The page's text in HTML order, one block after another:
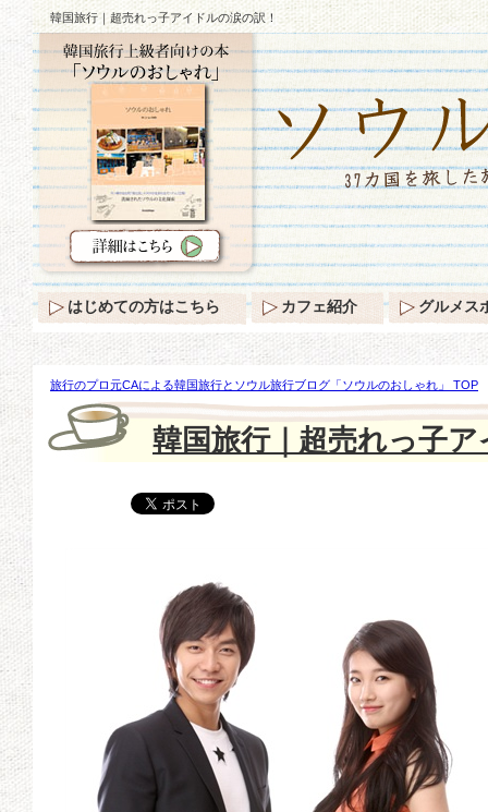
韓国旅行｜超売れっ子アイドルの涙の訳！
旅行のプロ元CAによる韓国旅行とソウル旅行ブログ「ソウルのおしゃれ」 TOP
子アイドルの涙の訳！
韓国旅行｜超売れっ子
はじめての方はこちら カフェ紹介 グルメス